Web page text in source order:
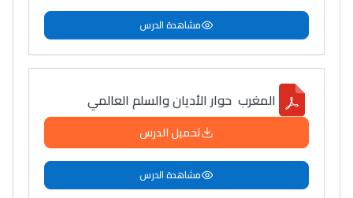
مشاهدة الدرس
المغرب حوار الأديان والسلم العالمي
تحميل الدرس
مشاهدة الدرس